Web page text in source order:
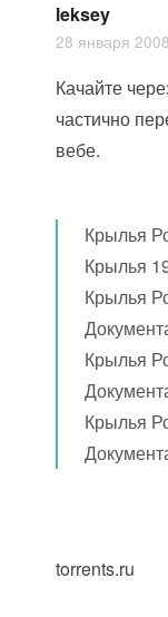
leksey
28 января
Качайте
частично
вебе.
Крылья
Крылья
Крылья
Крылья
Крылья
torrents.ru